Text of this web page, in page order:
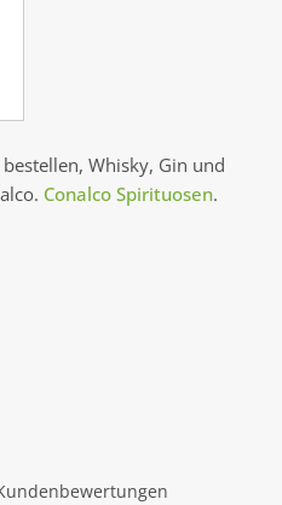
Whisky, Gin und
Conalco Spirituosen.